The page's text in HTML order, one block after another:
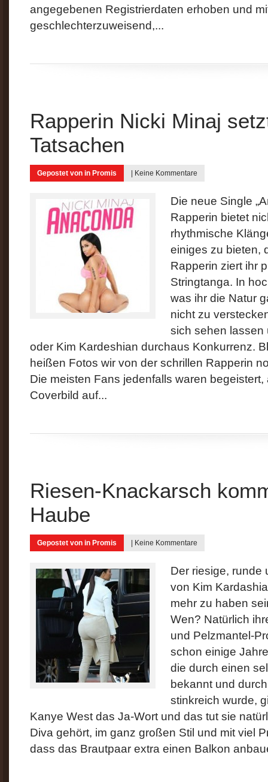
angegebenen Registrierdaten erhoben und
geschlechterzuweisend,...
Rapperin Nicki Minaj
Tatsachen
Gepostet von in Promis Keine Kommentare
Die neue Single
Rapperin bietet
rhythmische
einiges zu bieten,
Rapperin ziert ihr
Stringtanga. In
was ihr die Natur
nicht zu
sich sehen lassen
oder Kim Kardeshian durchaus Konkurrenz.
heißen Fotos wir von der schrillen Rapperin
Die meisten Fans jedenfalls waren
Coverbild auf...
Riesen-Knackarsch
Haube
Gepostet von in Promis Keine Kommentare
Der riesige, runde
von Kim
mehr zu haben
Wen? Natürlich
und Pelzmantel-
schon einige
die durch einen
bekannt und
stinkreich wurde,
Kanye West das Ja-Wort und das tut sie
Diva gehört, im ganz großen Stil und mit viel
dass das Brautpaar extra einen Balkon